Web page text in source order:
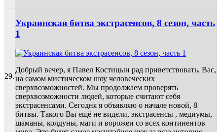
29.
Украинская битва экстрасенсов, 8 сезон, часть
1
Добрый вечер, я Павел Костицын рад приветствовать, Вас,
на самом мистическом шоу человеческих
сверхвозможностей. Мы продолжаем проверять
сверхвозможности людей, которые считают себя
экстрасенсами. Сегодня я объявляю о начале новой, 8
битвы. Такого Вы ещё не видели, экстрасенсы , медиумы,
шаманы, колдуны, маги и ворожеи со всех континентов